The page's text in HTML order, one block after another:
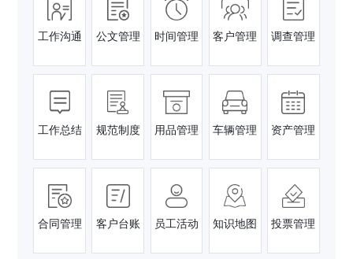
工作沟通 公文管理 时间管理 客户管理 调查管理
工作总结 规范制度 用品管理 车辆管理 资产管理
合同管理 客户台账 员工活动 知识地图 投票管理